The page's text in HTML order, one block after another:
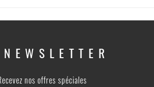
NEWSLETTER
nos offres spéciales